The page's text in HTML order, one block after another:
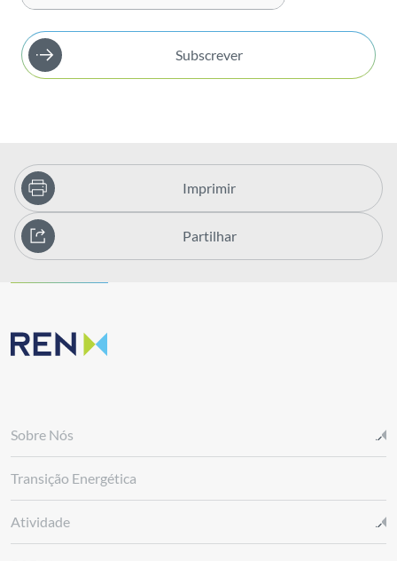
Subscrever
Imprimir
Partilhar
Sobre Nós
Transição Energética
Atividade